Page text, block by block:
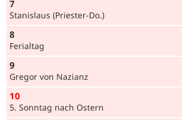
7
Stanislaus (Prie­ster-Do.)
8
Ferialtag
9
Gregor von Nazianz
10
5. Sonntag nach Ostern